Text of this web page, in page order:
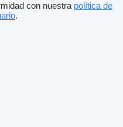
con nuestra política de
.